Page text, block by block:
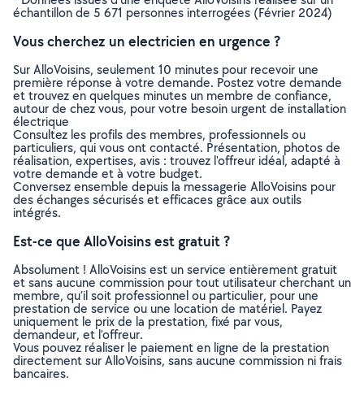
échantillon de 5 671 personnes interrogées (Février 2024)
Vous cherchez un electricien en urgence ?
Sur AlloVoisins, seulement 10 minutes pour recevoir une
première réponse à votre demande. Postez votre demande
et trouvez en quelques minutes un membre de confiance,
autour de chez vous, pour votre besoin urgent de installation
électrique
Consultez les profils des membres, professionnels ou
particuliers, qui vous ont contacté. Présentation, photos de
réalisation, expertises, avis : trouvez l'offreur idéal, adapté à
votre demande et à votre budget.
Conversez ensemble depuis la messagerie AlloVoisins pour
des échanges sécurisés et efficaces grâce aux outils
intégrés.
Est-ce que AlloVoisins est gratuit ?
Absolument ! AlloVoisins est un service entièrement gratuit
et sans aucune commission pour tout utilisateur cherchant un
membre, qu’il soit professionnel ou particulier, pour une
prestation de service ou une location de matériel. Payez
uniquement le prix de la prestation, fixé par vous,
demandeur, et l’offreur.
Vous pouvez réaliser le paiement en ligne de la prestation
directement sur AlloVoisins, sans aucune commission ni frais
bancaires.